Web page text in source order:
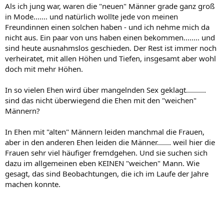
Als ich jung war, waren die "neuen" Männer grade ganz groß
in Mode....... und natürlich wollte jede von meinen
Freundinnen einen solchen haben - und ich nehme mich da
nicht aus. Ein paar von uns haben einen bekommen........ und
sind heute ausnahmslos geschieden. Der Rest ist immer noch
verheiratet, mit allen Höhen und Tiefen, insgesamt aber wohl
doch mit mehr Höhen.
In so vielen Ehen wird über mangelnden Sex geklagt..........
sind das nicht überwiegend die Ehen mit den "weichen"
Männern?
In Ehen mit "alten" Männern leiden manchmal die Frauen,
aber in den anderen Ehen leiden die Männer....... weil hier die
Frauen sehr viel häufiger fremdgehen. Und sie suchen sich
dazu im allgemeinen eben KEINEN "weichen" Mann. Wie
gesagt, das sind Beobachtungen, die ich im Laufe der Jahre
machen konnte.